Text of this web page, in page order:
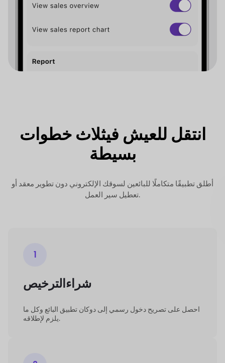
انتقل للعيش فيثلاث خطوات
بسيطة
أطلق تطبيقًا متكاملًا للبائعين لسوقك الإلكتروني دون تطوير معقد أو
1
شراءالترخيص
احصل على تصريح دخول رسمي إلى دوكان تطبيق البائع وكل ما
يلزملإطلاقه.